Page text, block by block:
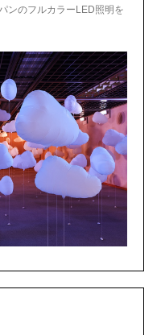
ンのフルカラーLED照明を